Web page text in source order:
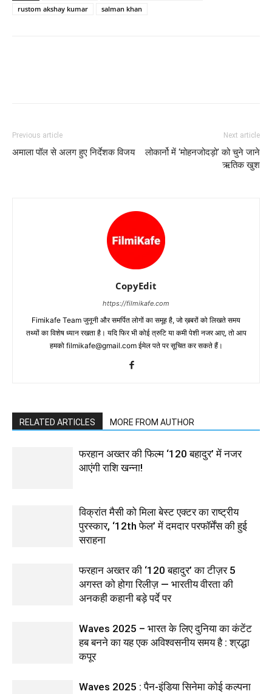
rustom akshay kumar
salman khan
Previous article
अमाला पॉल से अलग हुए निर्देशक विजय
Next article
लोकार्नो में ‘मोहनजोदड़ो’ को चुने जाने
ऋतिक खुश
CopyEdit
https://filmikafe.com
Fimikafe Team जुनूनी और समर्पित लोगों का समूह है, जो ख़बरों को लिखते समय
तथ्‍यों का विशेष ध्‍यान रखता है। यदि फिर भी कोई त्रुटि या कमी पेशी नजर आए, तो आप
हमको filmikafe@gmail.com ईमेल पते पर सूचित कर सकते हैं।
RELATED ARTICLES MORE FROM AUTHOR
फरहान अख्तर की फिल्म ‘120 बहादुर’ में नजर
आएंगी राशि खन्ना!
विक्रांत मैसी को मिला बेस्ट एक्टर का राष्ट्रीय
पुरस्कार, ‘12th फेल’ में दमदार परफॉर्मेंस की हुई
सराहना
फरहान अख्तर की ‘120 बहादुर’ का टीज़र 5
अगस्त को होगा रिलीज़ — भारतीय वीरता की
अनकही कहानी बड़े पर्दे पर
Waves 2025 – भारत के लिए दुनिया का कंटेंट
हब बनने का यह एक अविश्वसनीय समय है : श्रद्धा
कपूर
Waves 2025 : पैन-इंडिया सिनेमा कोई कल्पना